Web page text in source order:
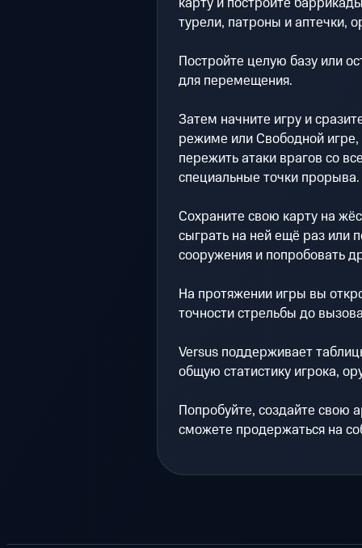
турели, патроны и аптечки,
Постройте целую базу или
для перемещения.
Затем начните игру и
режиме или Свободной игре,
пережить атаки врагов со
специальные точки прорыва.
Сохраните свою карту на
сыграть на ней ещё раз или
сооружения и попробовать
На протяжении игры вы
точности стрельбы до
Versus поддерживает
общую статистику игрока,
Попробуйте, создайте свою
сможете продержаться на